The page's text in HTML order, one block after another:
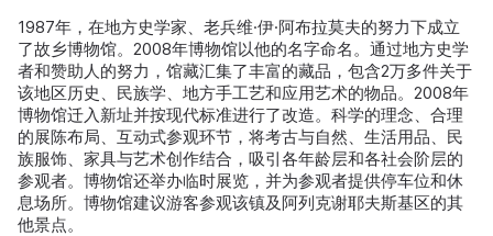
1987年，在地方史学家、老兵维·伊·阿布拉莫夫的努力下成立
了故乡博物馆。2008年博物馆以他的名字命名。通过地方史学
者和赞助人的努力，馆藏汇集了丰富的藏品，包含2万多件关于
该地区历史、民族学、地方手工艺和应用艺术的物品。2008年
博物馆迁入新址并按现代标准进行了改造。科学的理念、合理
的展陈布局、互动式参观环节，将考古与自然、生活用品、民
族服饰、家具与艺术创作结合，吸引各年龄层和各社会阶层的
参观者。博物馆还举办临时展览，并为参观者提供停车位和休
息场所。博物馆建议游客参观该镇及阿列克谢耶夫斯基区的其
他景点。